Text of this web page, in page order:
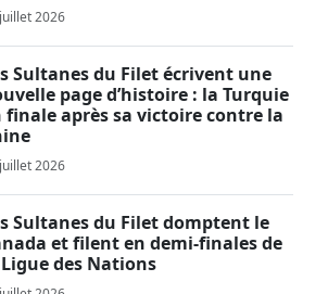
2026
Sultanes du Filet écrivent une
page d’histoire : la Turquie
finale après sa victoire contre la
2026
Sultanes du Filet domptent le
et filent en demi-finales de
des Nations